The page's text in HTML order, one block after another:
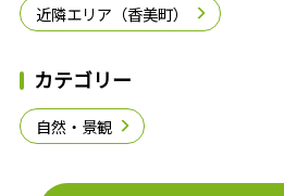
近隣エリア（香美町）
カテゴリー
自然・景観